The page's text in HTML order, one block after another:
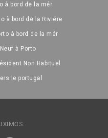
à bord de la mér
à bord de la Riviére
à bord de la mér
à Porto
Non Habituel
le portugal